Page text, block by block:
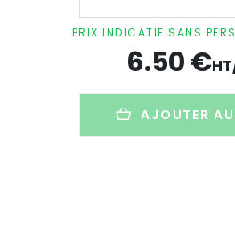
A4
publicitaire
enveloppe
PRIX INDICATIF SANS
6.50€
AJOUTER